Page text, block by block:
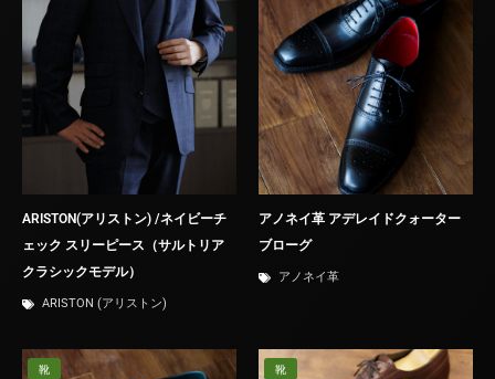
ARISTON(アリストン) /ネイビーチ
ェック スリーピース（サルトリア
クラシックモデル）
ARISTON (アリストン)
アノネイ革 アデレイドクォーター
ブローグ
アノネイ革
靴 靴